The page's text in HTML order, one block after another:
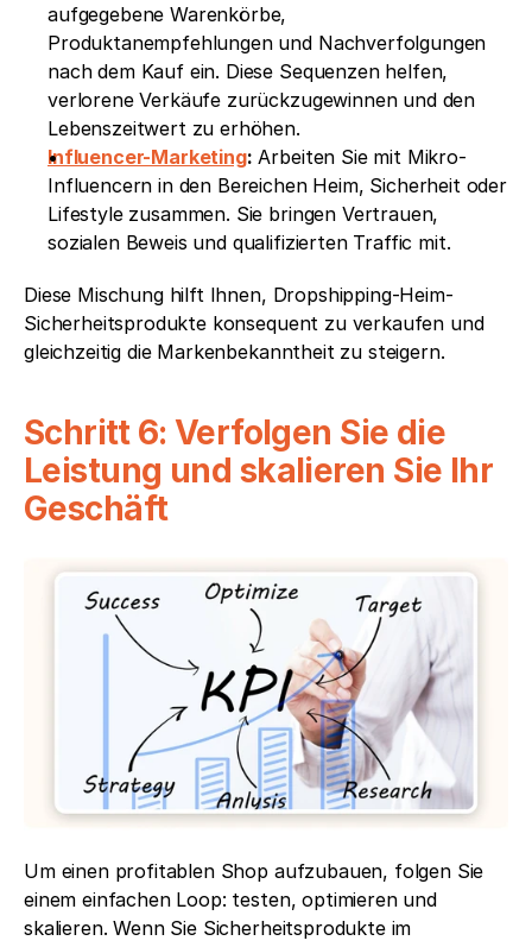
aufgegebene Warenkörbe,
Produktanempfehlungen und Nachverfolgungen
nach dem Kauf ein. Diese Sequenzen helfen,
verlorene Verkäufe zurückzugewinnen und den
Lebenszeitwert zu erhöhen.
Influencer-Marketing: Arbeiten Sie mit Mikro-
Influencern in den Bereichen Heim, Sicherheit oder
Lifestyle zusammen. Sie bringen Vertrauen,
sozialen Beweis und qualifizierten Traffic mit.
Diese Mischung hilft Ihnen, Dropshipping-Heim-
Sicherheitsprodukte konsequent zu verkaufen und
gleichzeitig die Markenbekanntheit zu steigern.
Schritt 6: Verfolgen Sie die
Leistung und skalieren Sie Ihr
Geschäft
Um einen profitablen Shop aufzubauen, folgen Sie
einem einfachen Loop: testen, optimieren und
skalieren. Wenn Sie Sicherheitsprodukte im